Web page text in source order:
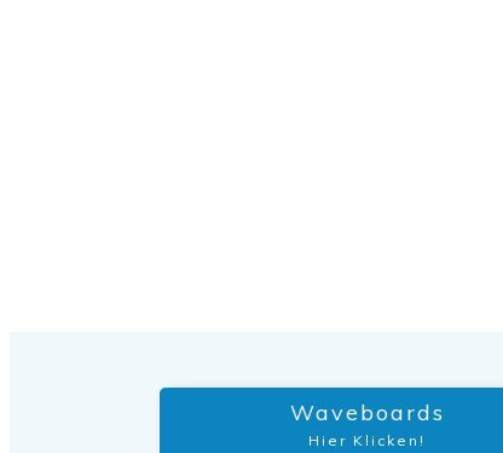
Waveboards
Hier Klicken!